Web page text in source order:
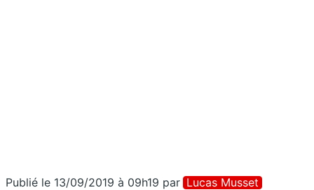
Publié le 13/09/2019 à 09h19 par Lucas Musset